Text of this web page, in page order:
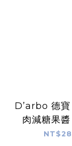
D’arbo 德
肉減糖果